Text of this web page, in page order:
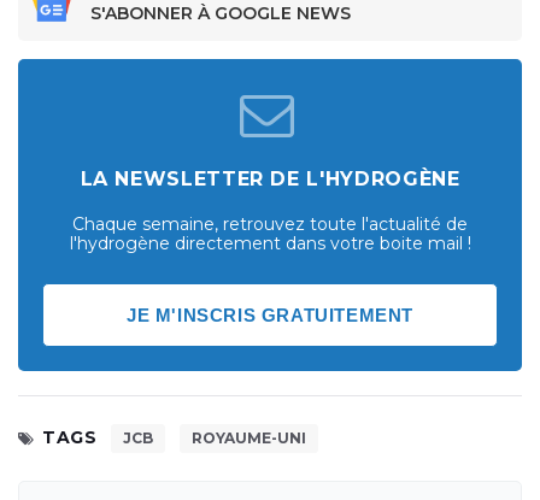
S'ABONNER À GOOGLE NEWS
LA NEWSLETTER DE L'HYDROGÈNE
Chaque semaine, retrouvez toute l'actualité de
l'hydrogène directement dans votre boite mail !
JE M'INSCRIS GRATUITEMENT
TAGS JCB ROYAUME-UNI